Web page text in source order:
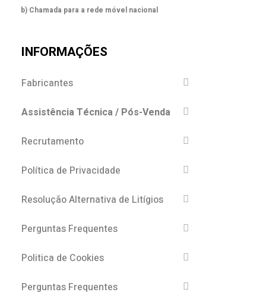
b) Chamada para a rede móvel nacional
INFORMAÇÕES
Fabricantes
Assistência Técnica / Pós-Venda
Recrutamento
Política de Privacidade
Resolução Alternativa de Litígios
Perguntas Frequentes
Politica de Cookies
Perguntas Frequentes